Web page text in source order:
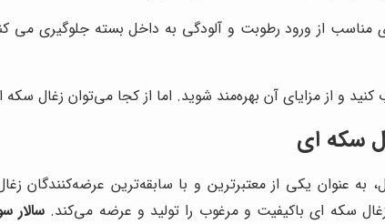
از ورود رطوبت و آلودگی به داخل بسته جلوگیری
و از مزایای آن بهره‌مند شوید. اما از کجا می‌توان زغال سکه
سکه ای
به عنوان یکی از معتبرترین و با سابقه‌ترین عرضه‌کنندگان
سکه ای باکیفیت و مرغوب را تولید و عرضه می‌کند. سالار